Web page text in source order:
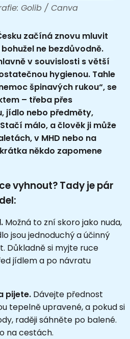
Golib / Canva
začíná znovu mluvit
ne bezdůvodně.
v souvislosti s větší
hygienou. Tahle
špinavých rukou“, se
– třeba přes
jídlo nebo předměty,
málo, a člověk ji může
v MHD nebo na
někdo zapomene
vyhnout? Tady je pár
Možná to zní skoro jako nuda,
jsou jednoduchý a účinný
Důkladně si myjte ruce
jídlem a po návratu
pijete. Dávejte přednost
tepelně upravené, a pokud si
raději sáhněte po balené.
na cestách.